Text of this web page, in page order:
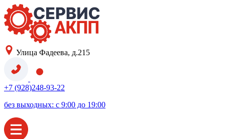
Улица Фадеева, д.215
+7 (928)248-93-22
без выходных: с 9:00 до 19:00